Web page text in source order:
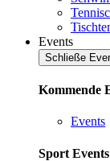
Events
Schließe
Kommende
Events
Sport Events